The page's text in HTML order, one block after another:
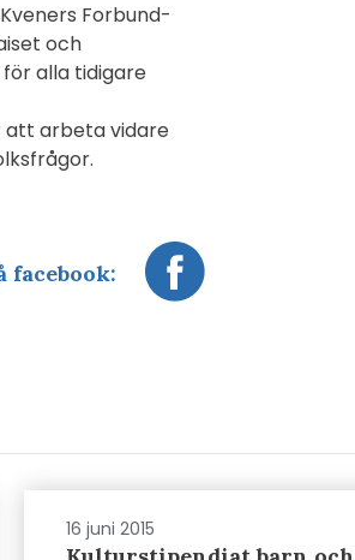
Forbund-
och
alla tidigare
att arbeta vidare
facebook:
16 juni 2015